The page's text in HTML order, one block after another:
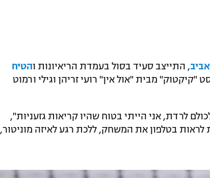
, התייצב סעיד בסול בעמדת הריאיונות והטיח
"קיקטוק" מבית "אול אין" רועי זריהן וגילי ורמוט
לרדת, אני הייתי בטוח שהיו קריאות גזעניות",
בטלפון את המשחק, ללכת רגע לאיזה מוניטור,